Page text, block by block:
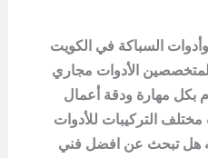
السباكة في الكويت
الأدوات مجاري
بكل مهارة ودقة أعمال
مختلف التركيبات للأدوات
هل تبحث عن افضل فني